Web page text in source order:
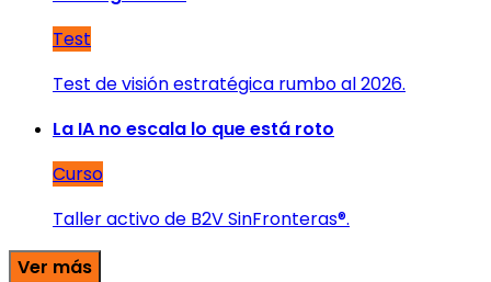
Test
Test de visión estratégica rumbo al 2026.
La IA no escala lo que está roto
Curso
Taller activo de B2V SinFronteras®.
Ver más